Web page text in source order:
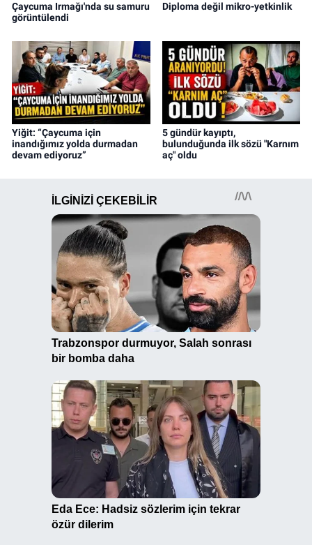
Çaycuma Irmağı'nda su samuru
görüntülendi
Diploma değil mikro-yetkinlik
Yiğit: “Çaycuma için
inandığımız yolda durmadan
devam ediyoruz”
5 gündür kayıptı,
bulunduğunda ilk sözü "Karnım
aç" oldu